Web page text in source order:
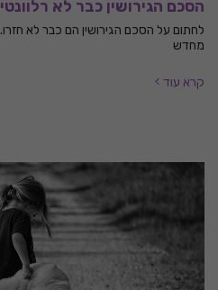
הסכם הגירושין כבר לא
לחתום על הסכם הגירושין הם כבר לא
מחדש
קרא עוד